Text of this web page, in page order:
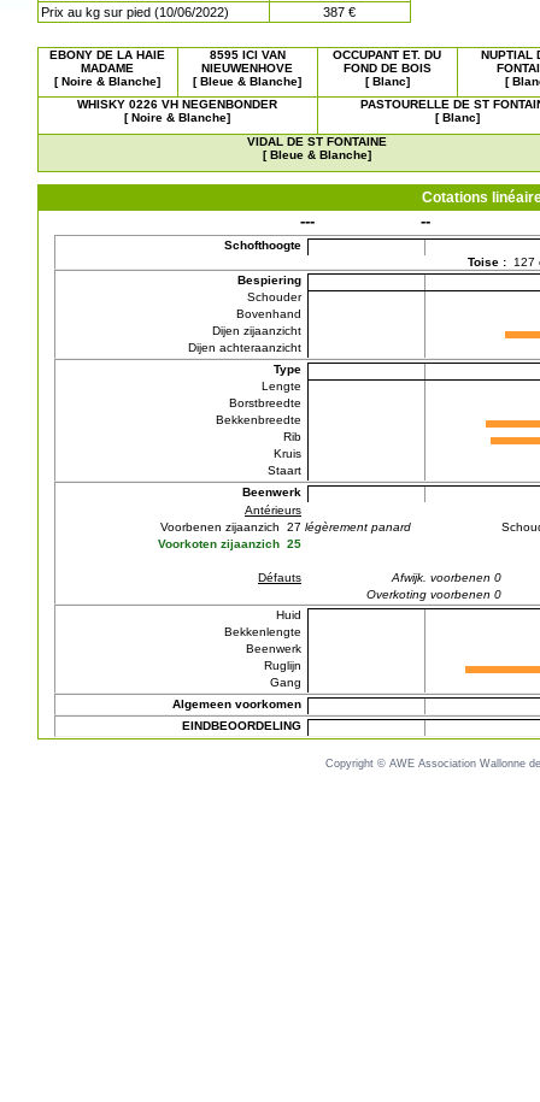
Prix au kg sur pied (10/06/2022)
387 €
EBONY DE LA HAIE
MADAME
[ Noire & Blanche]
8595 ICI VAN
NIEUWENHOVE
[ Bleue & Blanche]
OCCUPANT ET. DU
FOND DE BOIS
[ Blanc]
NUPTIAL
[
WHISKY 0226 VH NEGENBONDER
[ Noire & Blanche]
PASTOURELLE DE ST
[ Blanc]
VIDAL DE ST FONTAINE
[ Bleue & Blanche]
Cotations
--- --
Schofthoogte
Toise : 127
Bespiering
Schouder
Bovenhand
Dijen zijaanzicht
Dijen achteraanzicht
Type
Lengte
Borstbreedte
Bekkenbreedte
Rib
Kruis
Staart
Beenwerk
Antérieurs
Voorbenen zijaanzich 27
Voorkoten zijaanzich 25
Défauts
légèrement panard
Afwijk. voorbenen 0
Overkoting voorbenen 0
Huid
Bekkenlengte
Beenwerk
Ruglijn
Gang
Algemeen voorkomen
EINDBEOORDELING
Copyright © AWE Association Wallonne